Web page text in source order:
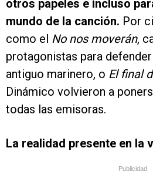
otros papeles e incluso
mundo de la canción. Por
como el No nos moverán,
protagonistas para
antiguo marinero, o El final
Dinámico volvieron a
todas las emisoras.
La realidad presente en la
Publicidad